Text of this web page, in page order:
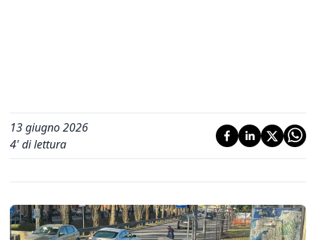
13 giugno 2026
4' di lettura